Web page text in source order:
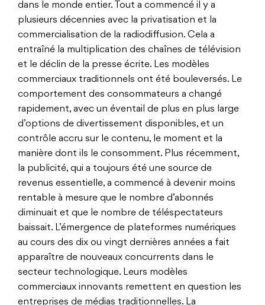
dans le monde entier. Tout a commencé il y a
plusieurs décennies avec la privatisation et la
commercialisation de la radiodiffusion. Cela a
entraîné la multiplication des chaînes de télévision
et le déclin de la presse écrite. Les modèles
commerciaux traditionnels ont été bouleversés. Le
comportement des consommateurs a changé
rapidement, avec un éventail de plus en plus large
d’options de divertissement disponibles, et un
contrôle accru sur le contenu, le moment et la
manière dont ils le consomment. Plus récemment,
la publicité, qui a toujours été une source de
revenus essentielle, a commencé à devenir moins
rentable à mesure que le nombre d’abonnés
diminuait et que le nombre de téléspectateurs
baissait. L’émergence de plateformes numériques
au cours des dix ou vingt dernières années a fait
apparaître de nouveaux concurrents dans le
secteur technologique. Leurs modèles
commerciaux innovants remettent en question les
entreprises de médias traditionnelles. La